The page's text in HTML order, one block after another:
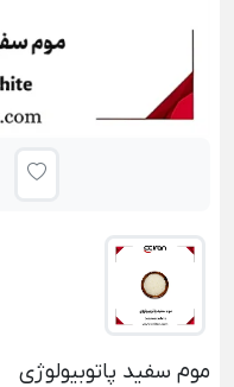
موم سفید پاتوبیولوژی